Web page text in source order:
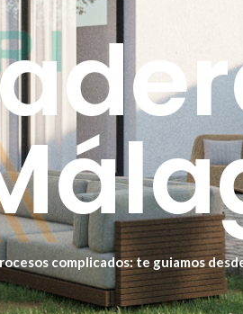
complicados: te guiamos
tu terraza o jardín en solo